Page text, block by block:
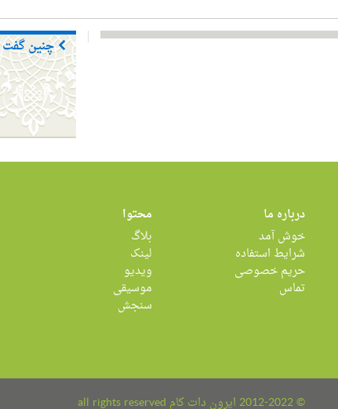
چنین گفت
درباره ما
خوش آمد
شرایط استفاده
حریم خصوصی
تماس
محتوا
بلاگ
لینک
ویدیو
موسیقی
سنجش
© 2012-2022 ایرون دات کام all rights reserved